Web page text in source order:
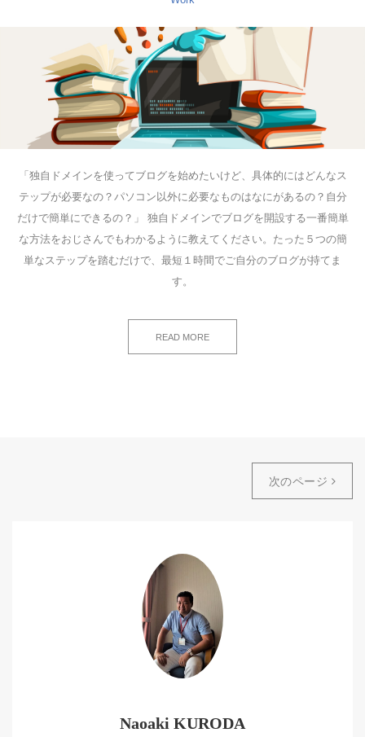
「独自ドメインを使ってブログを始めたいけど、具体的にはどんなス
テップが必要なの？パソコン以外に必要なものはなにがあるの？自分
だけで簡単にできるの？」 独自ドメインでブログを開設する一番簡単
な方法をおじさんでもわかるように教えてください。たった５つの簡
単なステップを踏むだけで、最短１時間でご自分のブログが持てま
す。
READ MORE
次のページ
Naoaki KURODA